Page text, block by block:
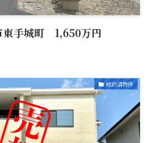
東手城町 1,650万円
成約済物件